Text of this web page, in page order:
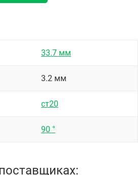
33.7 мм
3.2 мм
ст20
90 °